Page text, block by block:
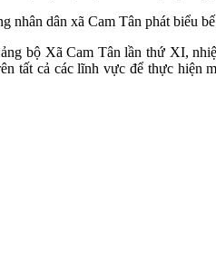
dân xã Cam Tân phát biểu
bộ Xã Cam Tân lần thứ XI,
cả các lĩnh vực để thực hiện